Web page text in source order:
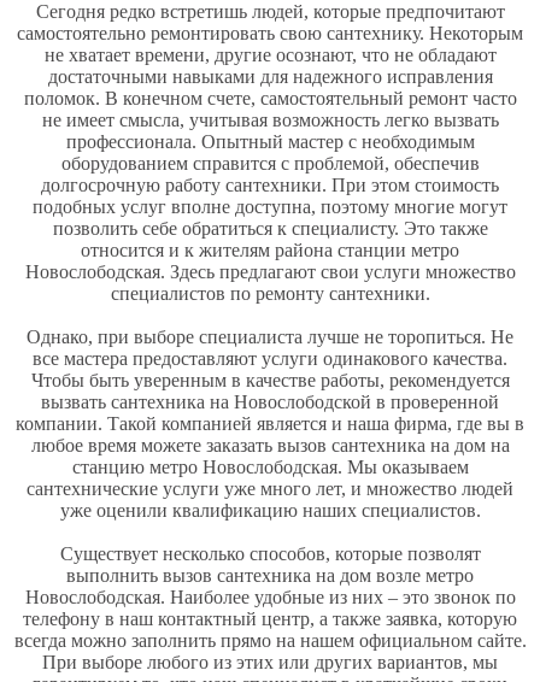
Сегодня редко встретишь людей, которые предпочитают
самостоятельно ремонтировать свою сантехнику. Некоторым
не хватает времени, другие осознают, что не обладают
достаточными навыками для надежного исправления
поломок. В конечном счете, самостоятельный ремонт часто
не имеет смысла, учитывая возможность легко вызвать
профессионала. Опытный мастер с необходимым
оборудованием справится с проблемой, обеспечив
долгосрочную работу сантехники. При этом стоимость
подобных услуг вполне доступна, поэтому многие могут
позволить себе обратиться к специалисту. Это также
относится и к жителям района станции метро
Новослободская. Здесь предлагают свои услуги множество
специалистов по ремонту сантехники.
Однако, при выборе специалиста лучше не торопиться. Не
все мастера предоставляют услуги одинакового качества.
Чтобы быть уверенным в качестве работы, рекомендуется
вызвать сантехника на Новослободской в проверенной
компании. Такой компанией является и наша фирма, где вы в
любое время можете заказать вызов сантехника на дом на
станцию метро Новослободская. Мы оказываем
сантехнические услуги уже много лет, и множество людей
уже оценили квалификацию наших специалистов.
Существует несколько способов, которые позволят
выполнить вызов сантехника на дом возле метро
Новослободская. Наиболее удобные из них – это звонок по
телефону в наш контактный центр, а также заявка, которую
всегда можно заполнить прямо на нашем официальном сайте.
При выборе любого из этих или других вариантов, мы